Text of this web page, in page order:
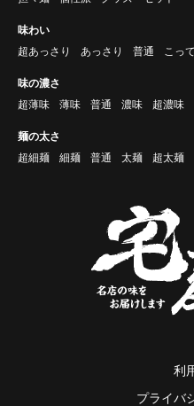
味わい
超あっさり
あっさり 普通 こっ
味の濃さ
超薄味
薄味 普通 濃味 超濃味
麺の太さ
超細麺
細麺 普通 太麺 超太麺
利
プライバ